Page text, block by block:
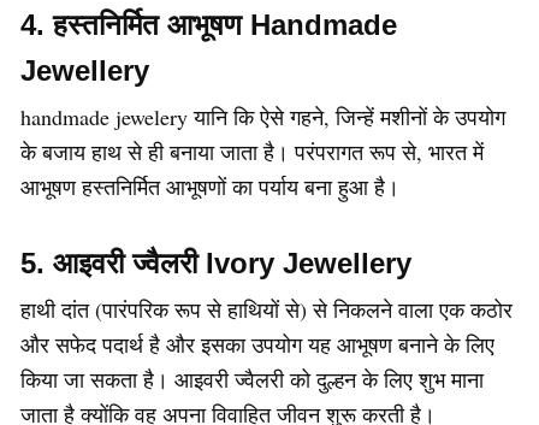
4. हस्तनिर्मित आभूषण Handmade
Jewellery
handmade jewelery यानि कि ऐसे गहने, जिन्हें मशीनों के उपयोग
के बजाय हाथ से ही बनाया जाता है। परंपरागत रूप से, भारत में
आभूषण हस्तनिर्मित आभूषणों का पर्याय बना हुआ है।
5. आइवरी ज्वैलरी Ivory Jewellery
हाथी दांत (पारंपरिक रूप से हाथियों से) से निकलने वाला एक कठोर
और सफेद पदार्थ है और इसका उपयोग यह आभूषण बनाने के लिए
किया जा सकता है। आइवरी ज्वैलरी को दुल्हन के लिए शुभ माना
जाता है क्योंकि वह अपना विवाहित जीवन शुरू करती है।